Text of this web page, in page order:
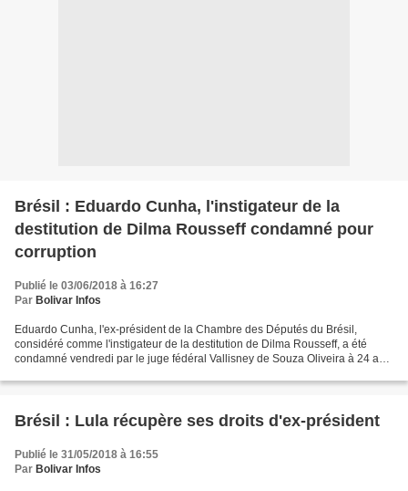
Brésil : Eduardo Cunha, l'instigateur de la
destitution de Dilma Rousseff condamné pour
corruption
Publié le 03/06/2018 à 16:27
Par Bolivar Infos
Eduardo Cunha, l'ex-président de la Chambre des Députés du Brésil,
considéré comme l'instigateur de la destitution de Dilma Rousseff, a été
condamné vendredi par le juge fédéral Vallisney de Souza Oliveira à 24 ans
Brésil : Lula récupère ses droits d'ex-président
Publié le 31/05/2018 à 16:55
Par Bolivar Infos